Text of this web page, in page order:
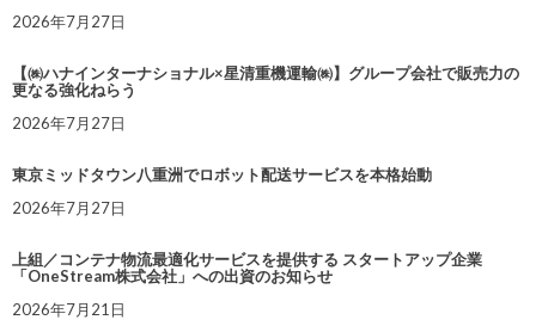
2026年7月27日
【㈱ハナインターナショナル×星清重機運輸㈱】グループ会社で販売力の
更なる強化ねらう
2026年7月27日
東京ミッドタウン八重洲でロボット配送サービスを本格始動
2026年7月27日
上組／コンテナ物流最適化サービスを提供する スタートアップ企業
「OneStream株式会社」への出資のお知らせ
2026年7月21日